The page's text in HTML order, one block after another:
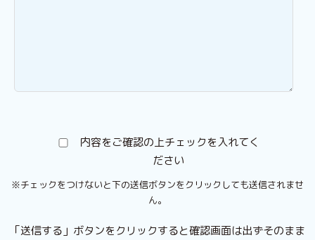
内容をご確認の上チェックを入れてく
ださい
※チェックをつけないと下の送信ボタンをクリックしても送信されませ
ん。
「送信する」ボタンをクリックすると確認画面は出ずそのまま